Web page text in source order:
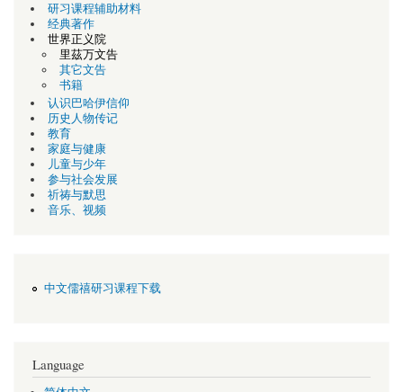
研习课程辅助材料
经典著作
世界正义院
里茲万文告
其它文告
书籍
认识巴哈伊信仰
历史人物传记
教育
家庭与健康
儿童与少年
参与社会发展
祈祷与默思
音乐、视频
中文儒禧研习课程下载
Language